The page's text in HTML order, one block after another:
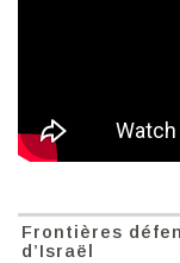
Frontières
d’Israël